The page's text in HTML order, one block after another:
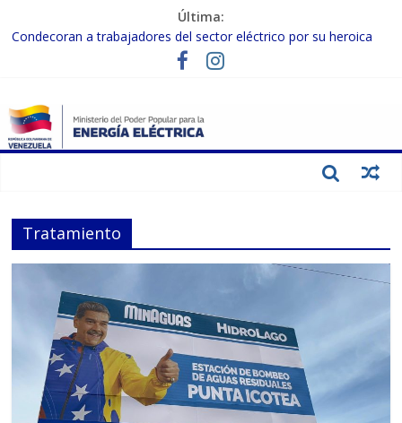
Última:
Condecoran a trabajadores del sector eléctrico por su heroica
labor tras el doble sismo del 24-J
Gobierno Nacional coordina acciones con el sector privado para
Inspeccionan trabajos de rehabilitación en instalaciones del SEN
en Carabobo
Gobierno Nacional activa plan preventivo para fortalecer el SEN
Tratamiento